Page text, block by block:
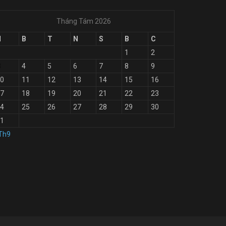
Tháng Tám 2026
B T N S B
C
1
2
4 5 6 7 8
9
11 12 13 14 15
16
18 19 20 21 22
23
25 26 27 28 29
30